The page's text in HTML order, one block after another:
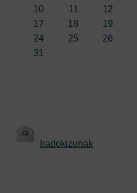
10
11 12
17
18 19
24
25 26
31
Iradokizunak